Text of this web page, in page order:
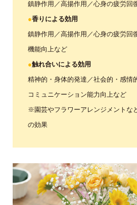
鎮静作用／高揚作用／心身の疲労回
●香りによる効用
鎮静作用／高揚作用／心身の疲労回
機能向上など
●触れ合いによる効用
精神的・身体的発達／社会的・感情
コミュニケーション能力向上など
※園芸やフラワーアレンジメントな
の効果